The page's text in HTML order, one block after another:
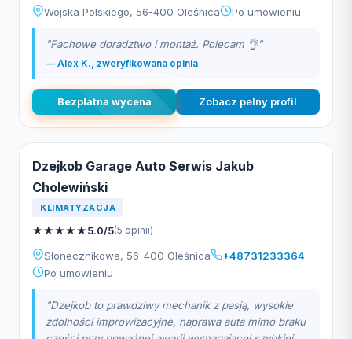
Wojska Polskiego, 56-400 Oleśnica Po umowieniu
"Fachowe doradztwo i montaż. Polecam 👌"
— Alex K., zweryfikowana opinia
Bezplatna wycena Zobacz pelny profil
Dzejkob Garage Auto Serwis Jakub
Cholewiński
KLIMATYZACJA
★★★★★5.0/5(5 opinii)
Słonecznikowa, 56-400 Oleśnica
+48731233364
Po umowieniu
"Dzejkob to prawdziwy mechanik z pasją, wysokie
zdolności improwizacyjne, naprawa auta mimo braku